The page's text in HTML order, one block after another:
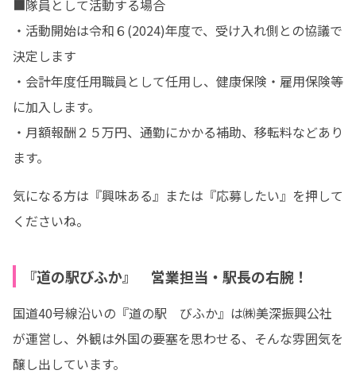
■隊員として活動する場合
・活動開始は令和６(2024)年度で、受け入れ側との協議で
決定します
・会計年度任用職員として任用し、健康保険・雇用保険等
に加入します。
・月額報酬２５万円、通勤にかかる補助、移転料などあり
ます。
気になる方は『興味ある』または『応募したい』を押して
くださいね。
『道の駅びふか』 営業担当・駅長の右腕！
国道40号線沿いの『道の駅　びふか』は㈱美深振興公社
が運営し、外観は外国の要塞を思わせる、そんな雰囲気を
醸し出しています。